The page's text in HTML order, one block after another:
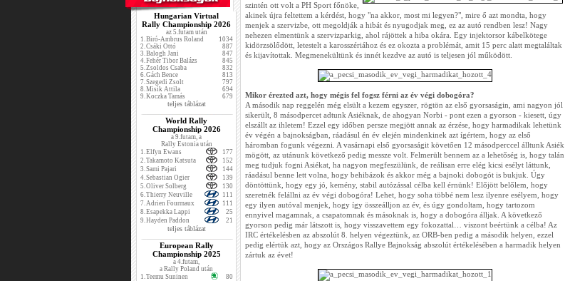
Hungarian Virtual
Rally Championship 2026
az 5.futam után
1.Biró-Ambrus Roland
1034
2.Csáki Ottó
887
3.Balogh Jani
847
4.Fehér Tibor Balázs
845
5.Zsoldos Csaba
832
6.Gách Bence
813
7.Szegedi Zsolt
797
8.Misik Attila
694
9.Koczka Tamás 679
teljes táblázat
World Rally
Championship 2026
a 9.futam, a
Rally Estonia után
1.Elfyn Ewans
177
2.Takamoto Katsuta
152
3.Sami Pajari
144
4.Sebastian Ogier
139
5.Oliver Solberg
130
6.Thierry Neuville
111
7.Adrien Fourmaux
111
8.Esapekka Lappi
25
9.Hayden Paddon 21
teljes táblázat
European Rally
Championship 2025
a 4.futam,
a Rally Poland után
1.Teemu Suninen
80
szintén ott volt a PH Sport főnöke,
akinek újra feltettem a kérdést, hogy "na akkor, most mi legyen?", mire ő azt mondta, hogy
menjek a szervizbe, ott megoldják a hibát és nyugodjak meg, ez az autó rendben lesz! Nagy
nehezen elmentünk a szervizparkig, ahol rájöttek a hiba okára. Egy injektorsor kábelkötege
kidörzsölődött, letestelt a karosszériához és ez okozta a problémát, amit 15 perc alatt megtaláltak
és kijavítottak. Megmenekültünk és innét kezdve az autó is teljesen jól működött.
Mikor érezted azt, hogy mégis fel fogsz férni az év végi dobogóra?
A második nap reggelén még elsült a kezem egyszer, rögtön az első gyorsaságin, ami nagyon jól
sikerült, 8 másodpercet adtunk Asiéknak, de ahogyan Norbi - pont ezen a gyorson - kiesett, úgy
elszállt az ihletem! Ezzel egy időben persze megjött annak az érzése, hogy harmadikak lehetünk
év végén a bajnokságban, ráadásul én év elején mindenkinek azt ígértem, hogy az első
háromban fogunk végezni. A vasárnapi első gyorsaságit követően 12 másodperccel álltunk Asiék
mögött, az utánunk következő pedig messze volt. Felmerült bennem az a lehetőség is, hogy talán
meg tudjuk fogni Asiékat, ha nagyon megfeszülünk, de reálisan erre elég kicsi esélyt láttunk,
ráadásul benne lett volna, hogy behibázok és akkor még a bajnoki dobogót is bukjuk. Úgy
döntöttünk, hogy egy jó, kemény, stabil autózással célba kell érnünk! Előjött belőlem, hogy
szeretnék felállni az év végi dobogóra! Lehet, hogy soha többé nem lesz ilyenre esélyem, hogy
egy ilyen autóval menjek, hogy így összeálljon az év, és úgy gondoltam, hogy tartozom
ennyivel magamnak, a csapatomnak és másoknak is, hogy a dobogóra álljak. A következő
gyorson pedig már látszott is, hogy visszavettem egy fokozattal… viszont beértünk a célba! Az
IRC értékelésben az abszolút 8. helyen végeztünk, az ORB-ben pedig a második helyen, ezzel
pedig elértük azt, hogy az Országos Rallye Bajnokság abszolút értékelésében a harmadik helyen
zártuk az évet!